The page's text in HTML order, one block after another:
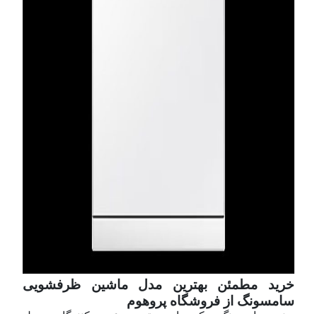
خرید مطمئن بهترین مدل ماشین ظرفشویی
سامسونگ از فروشگاه پروهوم